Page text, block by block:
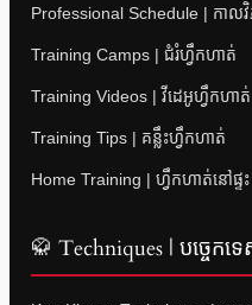
Professional Schedule | កាលវិ
Training Camps | ជំរំហ្វឹកហាត់
Training Videos | វីដេអូហ្វឹកហាត់
Training Tips | គន្លឹះហ្វឹកហាត់
Home Training | ហ្វឹកហាត់នៅផ្ទះ
🥋 Techniques | បច្ចេកទ